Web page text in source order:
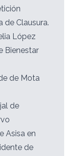
de Clausura.
López
Bienestar
de Mota
de
Asisa en
de